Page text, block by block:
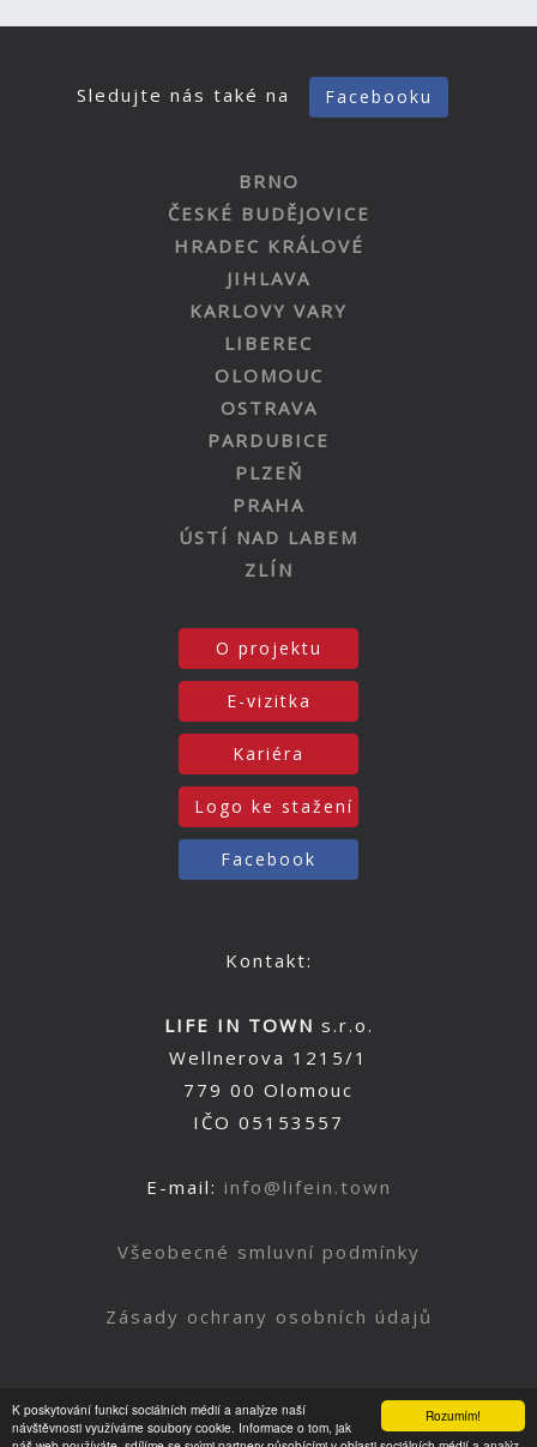
Rozumím!
K poskytování funkcí sociálních médií a analýze naší
návštěvnosti využíváme soubory cookie. Informace o tom, jak
Sledujte nás také na Facebooku
BRNO
ČESKÉ BUDĚJOVICE
HRADEC KRÁLOVÉ
JIHLAVA
KARLOVY VARY
LIBEREC
OLOMOUC
OSTRAVA
PARDUBICE
PLZEŇ
PRAHA
ÚSTÍ NAD LABEM
ZLÍN
O projektu
E-vizitka
Kariéra
Logo ke stažení
Facebook
Kontakt:
LIFE IN TOWN s.r.o.
Wellnerova 1215/1
779 00 Olomouc
IČO 05153557
E-mail: info@lifein.town
Všeobecné smluvní podmínky
Zásady ochrany osobních údajů
Nahoru